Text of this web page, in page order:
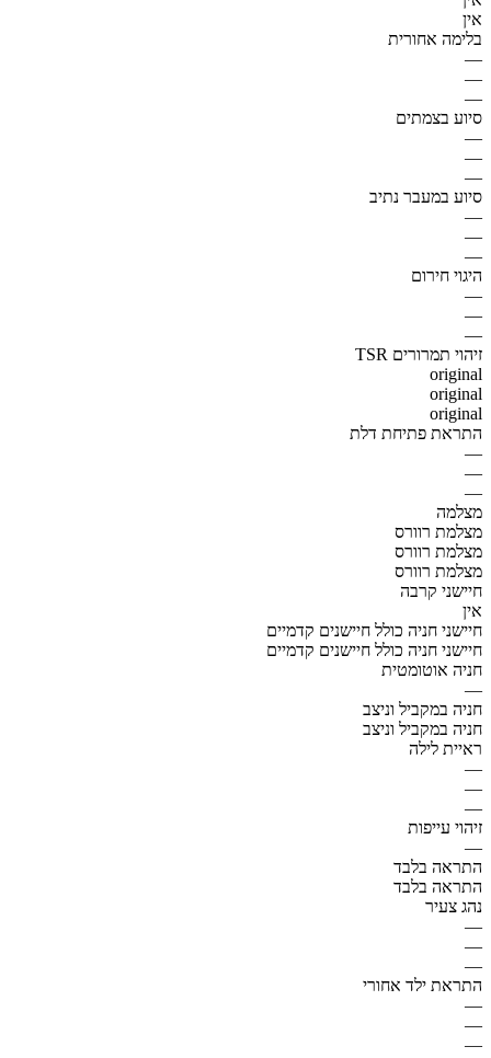
אין
בלימה אחורית
—
—
—
סיוע בצמתים
—
—
—
סיוע במעבר נתיב
—
—
—
היגוי חירום
—
—
—
זיהוי תמרורים TSR
original
original
original
התראת פתיחת דלת
—
—
—
מצלמה
מצלמת רוורס
מצלמת רוורס
מצלמת רוורס
חיישני קרבה
אין
חיישני חניה כולל חיישנים קדמיים
חיישני חניה כולל חיישנים קדמיים
חניה אוטומטית
—
חניה במקביל וניצב
חניה במקביל וניצב
ראיית לילה
—
—
—
זיהוי עייפות
—
התראה בלבד
התראה בלבד
נהג צעיר
—
—
—
התראת ילד אחורי
—
—
—